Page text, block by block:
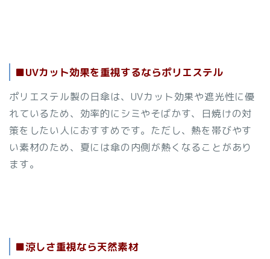
■UVカット効果を重視するならポリエステル
ポリエステル製の日傘は、UVカット効果や遮光性に優
れているため、効率的にシミやそばかす、日焼けの対
策をしたい人におすすめです。ただし、熱を帯びやす
い素材のため、夏には傘の内側が熱くなることがあり
ます。
■涼しさ重視なら天然素材